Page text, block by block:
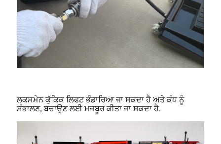
ਲਕਸਮੇਨ ਕੁੱਕਿਕ ਲਿਫਟ ਭੰਡਾਰਿਆ ਜਾ ਸਕਦਾ ਹੈ ਅਤੇ ਕੰਧ ਨੂੰ
ਸੰਭਾਲਣ, ਬਚਾਉਣ ਲਈ ਮਜਬੂਰ ਕੀਤਾ ਜਾ ਸਕਦਾ ਹੈ.